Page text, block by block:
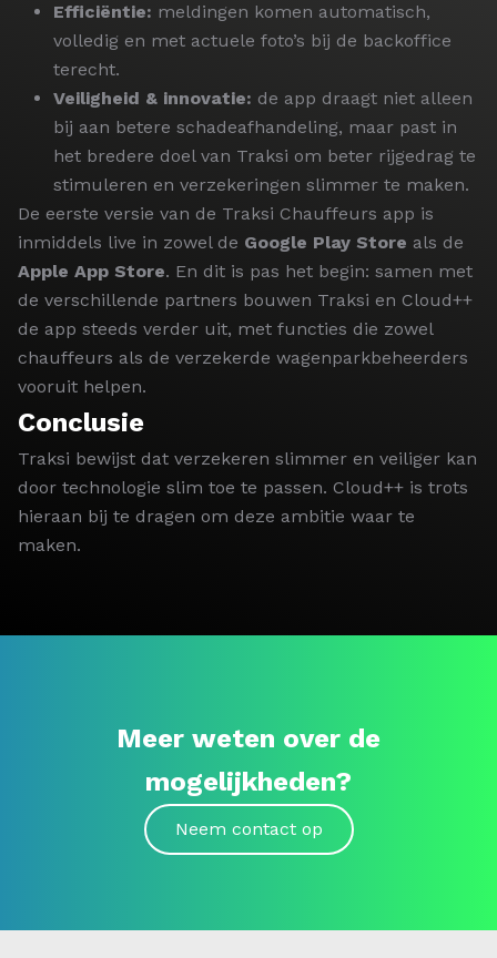
Efficiëntie: meldingen komen automatisch,
volledig en met actuele foto’s bij de backoffice
terecht.
Veiligheid & innovatie: de app draagt niet alleen
bij aan betere schadeafhandeling, maar past in
het bredere doel van Traksi om beter rijgedrag te
stimuleren en verzekeringen slimmer te maken.
De eerste versie van de Traksi Chauffeurs app is
inmiddels live in zowel de Google Play Store als de
Apple App Store. En dit is pas het begin: samen met
de verschillende partners bouwen Traksi en Cloud++
de app steeds verder uit, met functies die zowel
chauffeurs als de verzekerde wagenparkbeheerders
vooruit helpen.
Conclusie
Traksi bewijst dat verzekeren slimmer en veiliger kan
door technologie slim toe te passen. Cloud++ is trots
hieraan bij te dragen om deze ambitie waar te
maken.
Meer weten over de
mogelijkheden?
Neem contact op